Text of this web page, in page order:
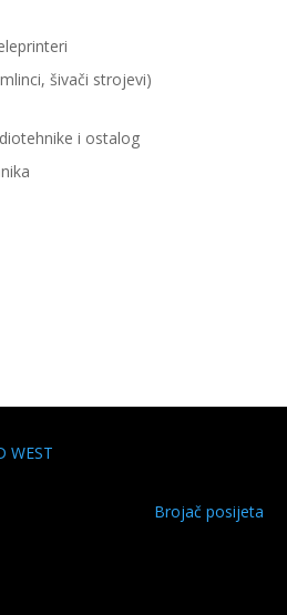
šivači strojevi)
i ostalog
WEST
Brojač posijeta